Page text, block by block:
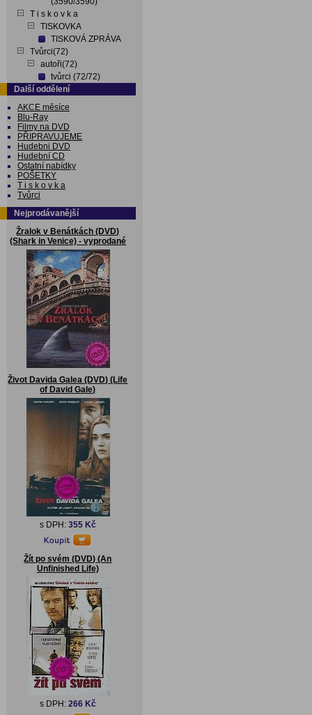
T i s k o v k a
TISKOVKA
TISKOVÁ ZPRÁVA
Tvůrci(72)
autoři(72)
tvůrci (72/72)
Další oddělení
AKCE měsíce
Blu-Ray
Filmy na DVD
PŘIPRAVUJEME
Hudebni DVD
Hudební CD
Ostatní nabídky
POŠETKY
T i s k o v k a
Tvůrci
Nejprodávanější
Žralok v Benátkách (DVD)
(Shark in Venice) - vyprodané
Život Davida Galea (DVD) (Life
of David Gale)
s DPH: 355 Kč
Žít po svém (DVD) (An
Unfinished Life)
s DPH: 266 Kč